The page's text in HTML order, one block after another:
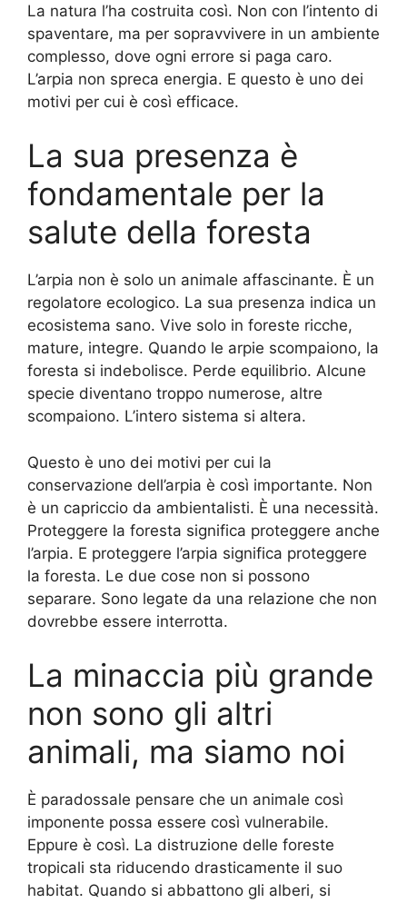
La natura l’ha costruita così. Non con l’intento di
spaventare, ma per sopravvivere in un ambiente
complesso, dove ogni errore si paga caro.
L’arpia non spreca energia. E questo è uno dei
motivi per cui è così efficace.
La sua presenza è
fondamentale per la
salute della foresta
L’arpia non è solo un animale affascinante. È un
regolatore ecologico. La sua presenza indica un
ecosistema sano. Vive solo in foreste ricche,
mature, integre. Quando le arpie scompaiono, la
foresta si indebolisce. Perde equilibrio. Alcune
specie diventano troppo numerose, altre
scompaiono. L’intero sistema si altera.
Questo è uno dei motivi per cui la
conservazione dell’arpia è così importante. Non
è un capriccio da ambientalisti. È una necessità.
Proteggere la foresta significa proteggere anche
l’arpia. E proteggere l’arpia significa proteggere
la foresta. Le due cose non si possono
separare. Sono legate da una relazione che non
dovrebbe essere interrotta.
La minaccia più grande
non sono gli altri
animali, ma siamo noi
È paradossale pensare che un animale così
imponente possa essere così vulnerabile.
Eppure è così. La distruzione delle foreste
tropicali sta riducendo drasticamente il suo
habitat. Quando si abbattono gli alberi, si